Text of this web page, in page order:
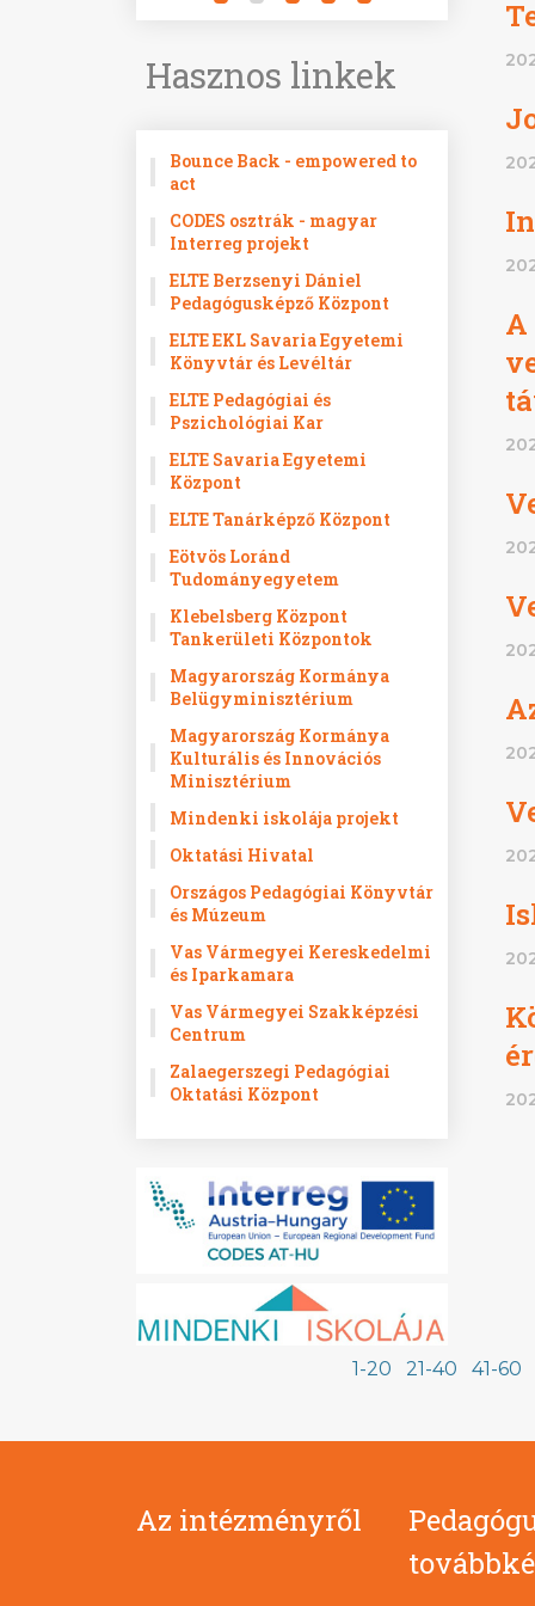
Hasznos linkek
Bounce Back - empowered to
act
CODES osztrák - magyar
Interreg projekt
ELTE Berzsenyi Dániel
Pedagógusképző Központ
ELTE EKL Savaria Egyetemi
Könyvtár és Levéltár
ELTE Pedagógiai és
Pszichológiai Kar
ELTE Savaria Egyetemi
Központ
ELTE Tanárképző Központ
Eötvös Loránd
Tudományegyetem
Klebelsberg Központ
Tankerületi Központok
Magyarország Kormánya
Belügyminisztérium
Magyarország Kormánya
Kulturális és Innovációs
Minisztérium
Mindenki iskolája projekt
Oktatási Hivatal
Országos Pedagógiai Könyvtár
és Múzeum
Vas Vármegyei Kereskedelmi
és Iparkamara
Vas Vármegyei Szakképzési
Centrum
Zalaegerszegi Pedagógiai
Oktatási Központ
A
1-20 21-40 41-60
Az intézményről